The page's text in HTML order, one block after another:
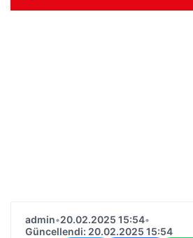
admin•20.02.2025 15:54•
Güncellendi: 20.02.2025 15:54